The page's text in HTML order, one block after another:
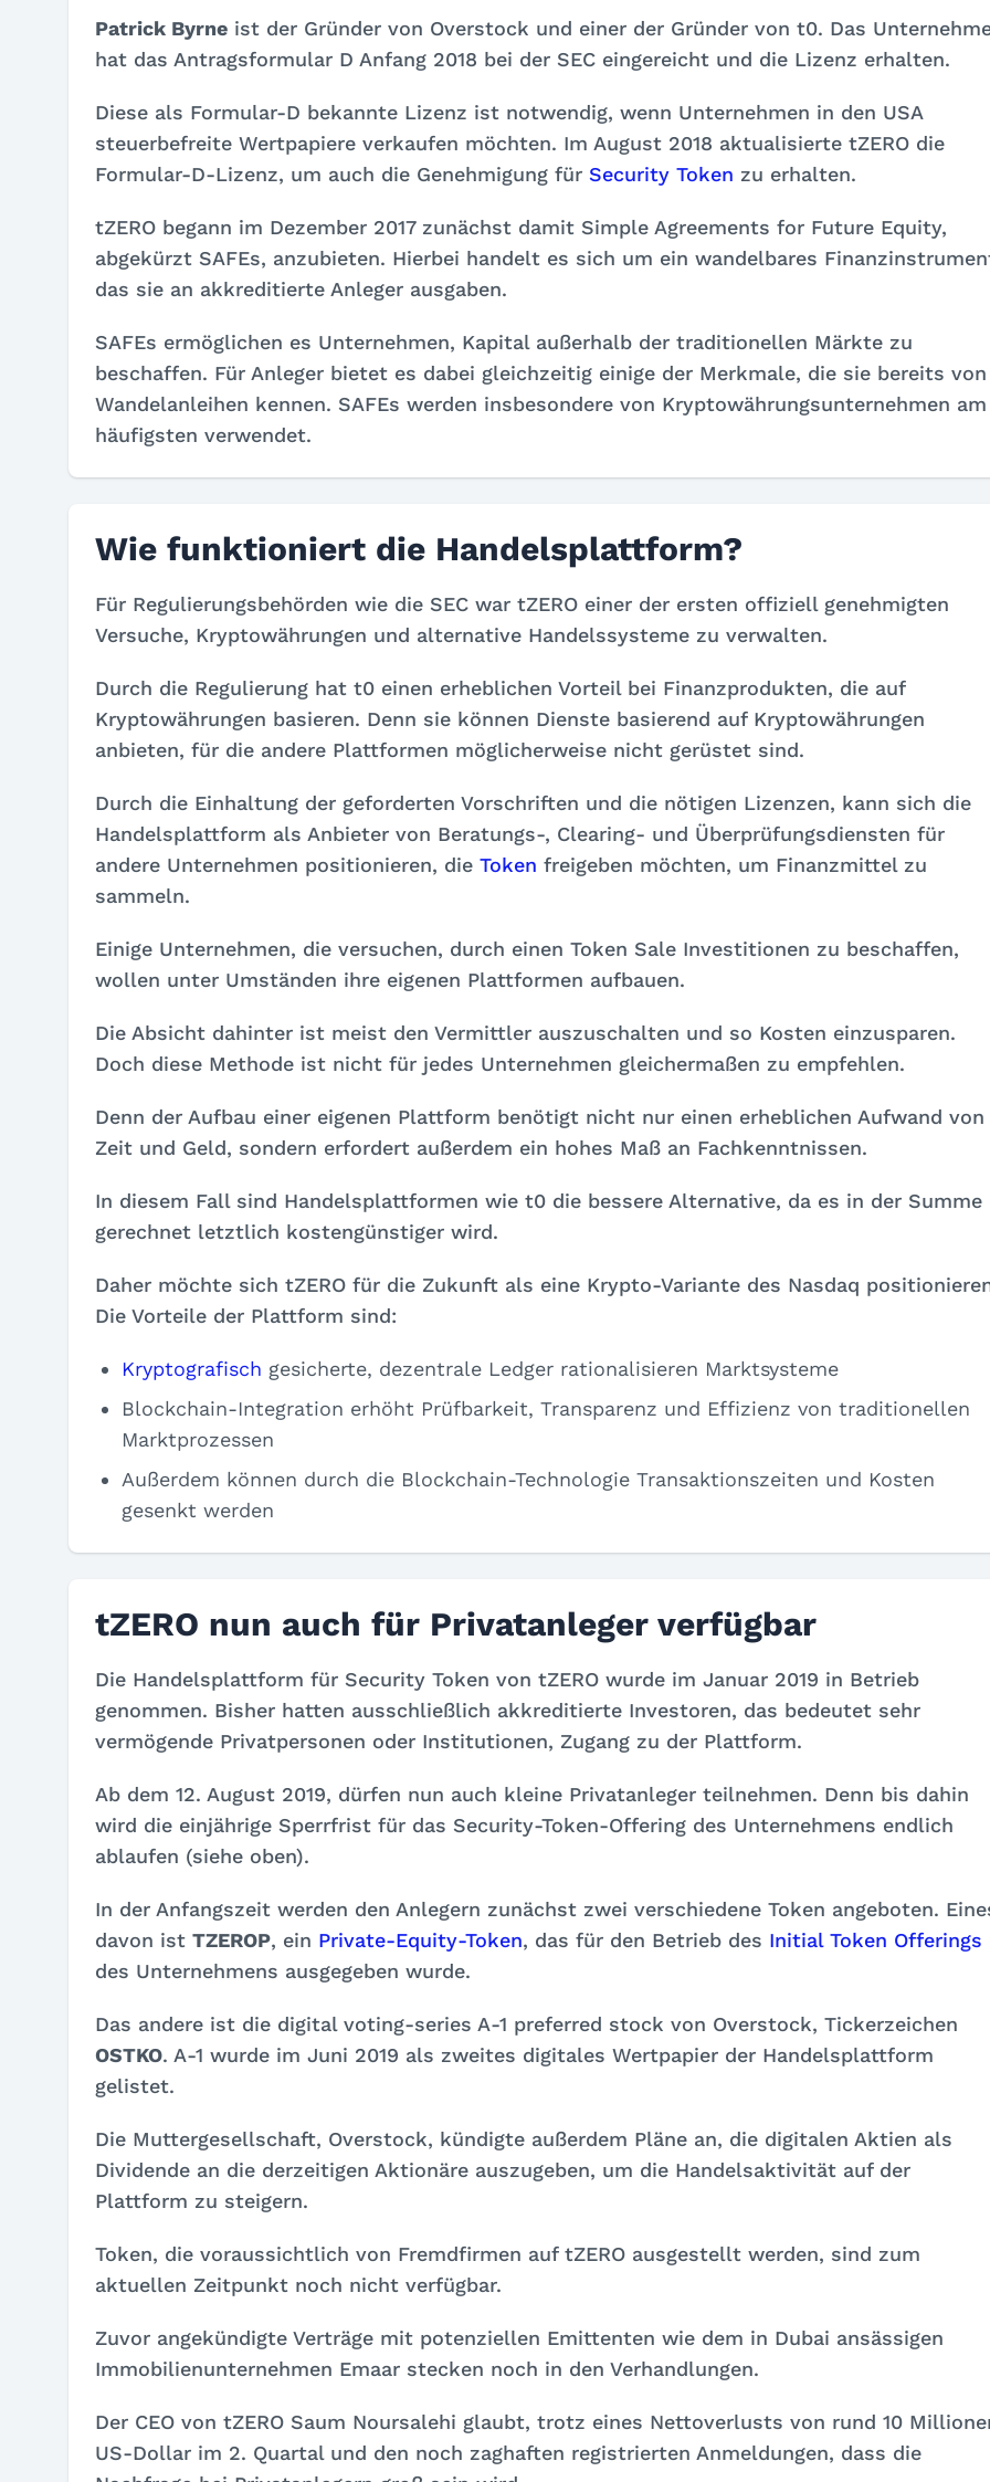
Patrick Byrne ist der Gründer von Overstock und einer der Gründer von t0. Das
hat das Antragsformular D Anfang 2018 bei der SEC eingereicht und die Lizenz erhalten.
Diese als Formular-D bekannte Lizenz ist notwendig, wenn Unternehmen in den USA
steuerbefreite Wertpapiere verkaufen möchten. Im August 2018 aktualisierte tZERO die
Formular-D-Lizenz, um auch die Genehmigung für Security Token zu erhalten.
tZERO begann im Dezember 2017 zunächst damit Simple Agreements for Future Equity,
abgekürzt SAFEs, anzubieten. Hierbei handelt es sich um ein wandelbares
das sie an akkreditierte Anleger ausgaben.
SAFEs ermöglichen es Unternehmen, Kapital außerhalb der traditionellen Märkte zu
beschaffen. Für Anleger bietet es dabei gleichzeitig einige der Merkmale, die sie bereits von
Wandelanleihen kennen. SAFEs werden insbesondere von Kryptowährungsunternehmen am
häufigsten verwendet.
Wie funktioniert die Handelsplattform?
Für Regulierungsbehörden wie die SEC war tZERO einer der ersten offiziell genehmigten
Versuche, Kryptowährungen und alternative Handelssysteme zu verwalten.
Durch die Regulierung hat t0 einen erheblichen Vorteil bei Finanzprodukten, die auf
Kryptowährungen basieren. Denn sie können Dienste basierend auf Kryptowährungen
anbieten, für die andere Plattformen möglicherweise nicht gerüstet sind.
Durch die Einhaltung der geforderten Vorschriften und die nötigen Lizenzen, kann sich die
Handelsplattform als Anbieter von Beratungs-, Clearing- und Überprüfungsdiensten für
andere Unternehmen positionieren, die Token freigeben möchten, um Finanzmittel zu
sammeln.
Einige Unternehmen, die versuchen, durch einen Token Sale Investitionen zu beschaffen,
wollen unter Umständen ihre eigenen Plattformen aufbauen.
Die Absicht dahinter ist meist den Vermittler auszuschalten und so Kosten einzusparen.
Doch diese Methode ist nicht für jedes Unternehmen gleichermaßen zu empfehlen.
Denn der Aufbau einer eigenen Plattform benötigt nicht nur einen erheblichen Aufwand von
Zeit und Geld, sondern erfordert außerdem ein hohes Maß an Fachkenntnissen.
In diesem Fall sind Handelsplattformen wie t0 die bessere Alternative, da es in der Summe
gerechnet letztlich kostengünstiger wird.
Daher möchte sich tZERO für die Zukunft als eine Krypto-Variante des Nasdaq
Die Vorteile der Plattform sind:
Kryptografisch gesicherte, dezentrale Ledger rationalisieren Marktsysteme
Blockchain-Integration erhöht Prüfbarkeit, Transparenz und Effizienz von traditionellen
Marktprozessen
Außerdem können durch die Blockchain-Technologie Transaktionszeiten und Kosten
gesenkt werden
tZERO nun auch für Privatanleger verfügbar
Die Handelsplattform für Security Token von tZERO wurde im Januar 2019 in Betrieb
genommen. Bisher hatten ausschließlich akkreditierte Investoren, das bedeutet sehr
vermögende Privatpersonen oder Institutionen, Zugang zu der Plattform.
Ab dem 12. August 2019, dürfen nun auch kleine Privatanleger teilnehmen. Denn bis dahin
wird die einjährige Sperrfrist für das Security-Token-Offering des Unternehmens endlich
ablaufen (siehe oben).
In der Anfangszeit werden den Anlegern zunächst zwei verschiedene Token angeboten.
davon ist TZEROP, ein Private-Equity-Token, das für den Betrieb des Initial Token Offerings
des Unternehmens ausgegeben wurde.
Das andere ist die digital voting-series A-1 preferred stock von Overstock, Tickerzeichen
OSTKO. A-1 wurde im Juni 2019 als zweites digitales Wertpapier der Handelsplattform
gelistet.
Die Muttergesellschaft, Overstock, kündigte außerdem Pläne an, die digitalen Aktien als
Dividende an die derzeitigen Aktionäre auszugeben, um die Handelsaktivität auf der
Plattform zu steigern.
Token, die voraussichtlich von Fremdfirmen auf tZERO ausgestellt werden, sind zum
aktuellen Zeitpunkt noch nicht verfügbar.
Zuvor angekündigte Verträge mit potenziellen Emittenten wie dem in Dubai ansässigen
Immobilienunternehmen Emaar stecken noch in den Verhandlungen.
Der CEO von tZERO Saum Noursalehi glaubt, trotz eines Nettoverlusts von rund 10
US-Dollar im 2. Quartal und den noch zaghaften registrierten Anmeldungen, dass die